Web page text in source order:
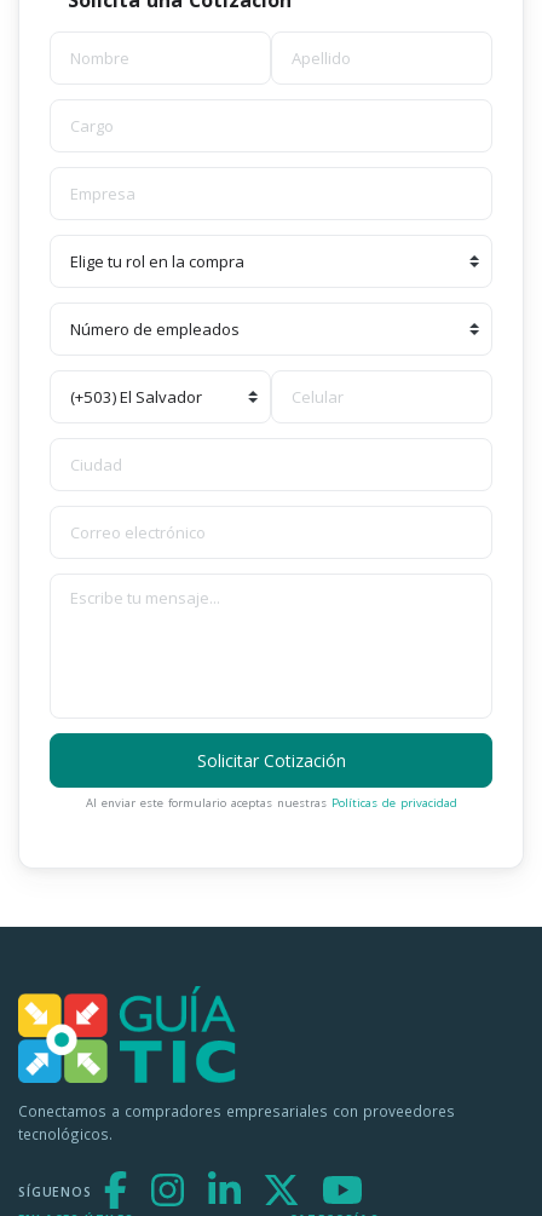
Al enviar este formulario aceptas nuestras Políticas de privacidad
Solicitar Cotización
Conectamos a compradores empresariales con proveedores
tecnológicos.
SÍGUENOS